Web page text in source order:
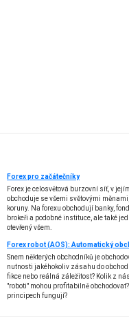
Forex pro začátečníky
Forex je celosvětová burzovní síť, v
obchoduje se všemi světovými
koruny. Na forexu obchodují banky,
brokeři a podobné instituce, ale také
otevřený všem.
Snem některých obchodníků je
nutnosti jakéhokoliv zásahu do
fikce nebo reálná záležitost? Kolik z
"roboti" mohou profitabilně
principech fungují?